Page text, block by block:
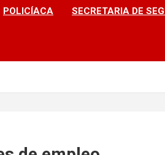
POLICÍACA SECRETARIA DE